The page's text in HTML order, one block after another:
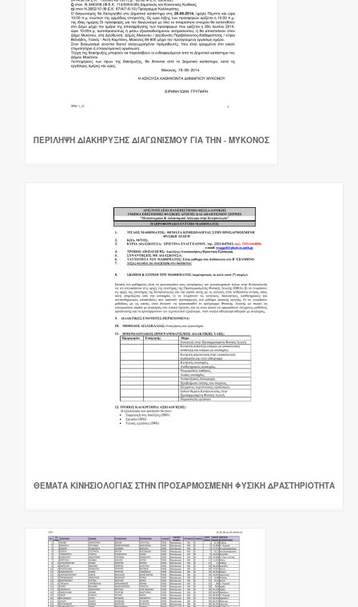
ΠΕΡΊΛΗΨΗ ΔΙΑΚΉΡΥΞΗΣ ΔΙΑΓΩΝΙΣΜΟΎ ΓΙΑ ΤΗΝ - ΜΎΚΟΝΟΣ
ΘΕΜΑΤΑ ΚΙΝΗΣΙΟΛΟΓΙΑΣ ΣΤΗΝ ΠΡΟΣΑΡΜΟΣΜΕΝΗ ΦΥΣΙΚΗ ΔΡΑΣΤΗΡΙΟΤΗΤΑ